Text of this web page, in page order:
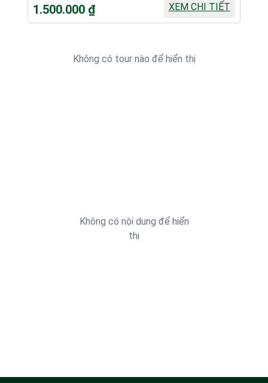
1.500.000 ₫ XEM CHI TIẾT
Không có tour nào để hiển thị
Không có nội dung để hiển
thị